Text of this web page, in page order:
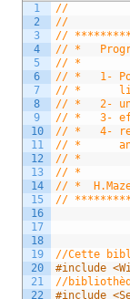
1
2
3
4
5
6
7
8
9
10
11
12
13
14
15
16
17
18
19
20
21
22
//
//
//
// *
// *
// *   1-
// *
// *   2- une
// *   3-
// *   4-
// *
// *
// *
// *
//
//Cette
#include
//
#include